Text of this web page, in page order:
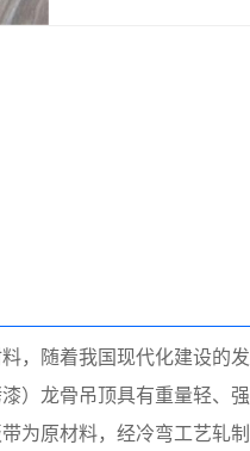
，随着我国现代化建设的
）龙骨吊顶具有重量轻、
为原材料，经冷弯工艺轧